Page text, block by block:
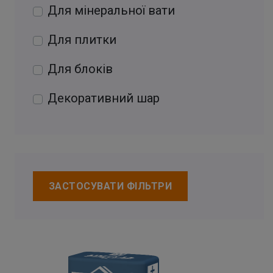
Для мінеральної вати
Для плитки
Для блоків
Декоративний шар
ЗАСТОСУВАТИ ФІЛЬТРИ